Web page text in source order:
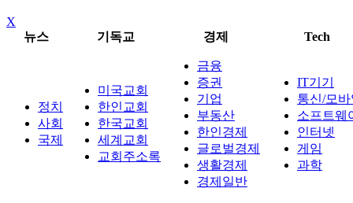
X
뉴스
기독교 경제 Tech
정치
사회
국제
미국교회
한인교회
한국교회
세계교회
교회주소록
금융
증권
기업
부동산
한인경제
글로벌경제
생활경제
경제일반
IT기기
통신/모
소프트웨
인터넷
게임
과학